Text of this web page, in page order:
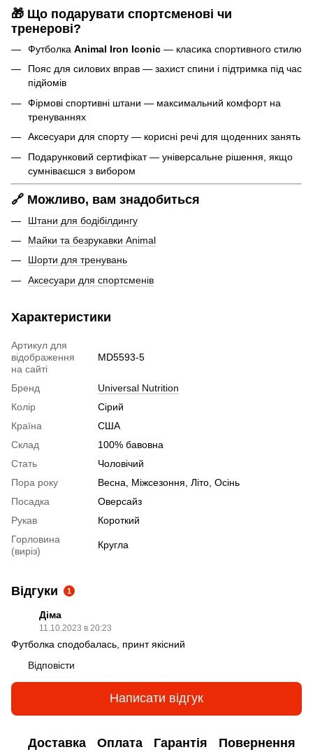
🎁 Що подарувати спортсменові чи
тренерові?
Футболка Animal Iron Iconic — класика спортивного стилю
Пояс для силових вправ — захист спини і підтримка під час
підйомів
Фірмові спортивні штани — максимальний комфорт на
тренуваннях
Аксесуари для спорту — корисні речі для щоденних занять
Подарунковий сертифікат — універсальне рішення, якщо
сумніваєшся з вибором
🔗 Можливо, вам знадобиться
Штани для бодібілдингу
Майки та безрукавки Animal
Шорти для тренувань
Аксесуари для спортсменів
Характеристики
Артикул для
відображення
на сайті
MD5593-5
Бренд
Universal Nutrition
Колір
Сірий
Країна
США
Склад
100% бавовна
Стать
Чоловічий
Пора року
Весна, Міжсезоння, Літо, Осінь
Посадка
Оверсайз
Рукав
Короткий
Горловина
(виріз)
Кругла
Відгуки 1
Діма
11.10.2023 в 20:23
Футболка сподобалась, принт якісний
Відповісти
Написати відгук
Доставка Оплата Гарантія Повернення